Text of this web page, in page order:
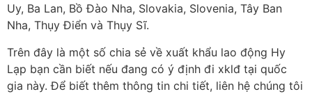
Uy, Ba Lan, Bồ Đào Nha, Slovakia, Slovenia, Tây Ban
Nha, Thụy Điển và Thụy Sĩ.
Trên đây là một số chia sẻ về xuất khẩu lao động Hy
Lạp bạn cần biết nếu đang có ý định đi xklđ tại quốc
gia này. Để biết thêm thông tin chi tiết, liên hệ chúng tôi